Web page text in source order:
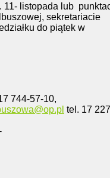
11- listopada lub
sekretariacie
do piątek w
744-57-10,
tel. 17